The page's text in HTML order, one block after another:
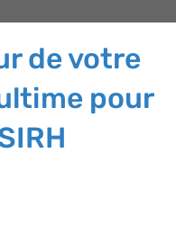
de votre
pour